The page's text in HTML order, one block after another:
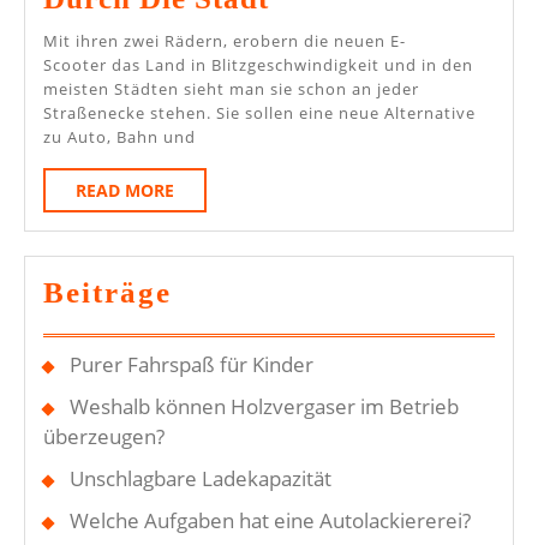
Dem
Eigenen
E-
Stadt
Mit ihren zwei Rädern, erobern die neuen E-
Scooter das Land in Blitzgeschwindigkeit und in den
meisten Städten sieht man sie schon an jeder
Straßenecke stehen. Sie sollen eine neue Alternative
zu Auto, Bahn und
READ MORE
MORE
Beiträge
Purer Fahrspaß für Kinder
Weshalb können Holzvergaser im Betrieb
überzeugen?
Unschlagbare Ladekapazität
Welche Aufgaben hat eine Autolackiererei?